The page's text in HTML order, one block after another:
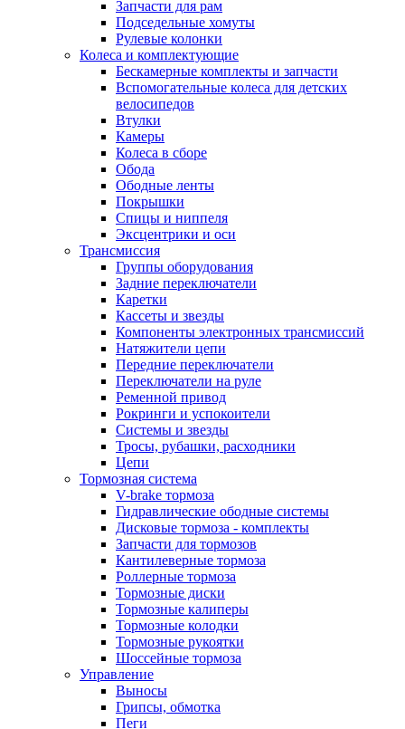
Запчасти для рам
Подседельные хомуты
Рулевые колонки
Колеса и комплектующие
Бескамерные комплекты и запчасти
Вспомогательные колеса для детских
велосипедов
Втулки
Камеры
Колеса в сборе
Обода
Ободные ленты
Покрышки
Спицы и ниппеля
Эксцентрики и оси
Трансмиссия
Группы оборудования
Задние переключатели
Каретки
Кассеты и звезды
Компоненты электронных трансмиссий
Натяжители цепи
Передние переключатели
Переключатели на руле
Ременной привод
Рокринги и успокоители
Системы и звезды
Тросы, рубашки, расходники
Цепи
Тормозная система
V-brake тормоза
Гидравлические ободные системы
Дисковые тормоза - комплекты
Запчасти для тормозов
Кантилеверные тормоза
Роллерные тормоза
Тормозные диски
Тормозные калиперы
Тормозные колодки
Тормозные рукоятки
Шоссейные тормоза
Управление
Выносы
Грипсы, обмотка
Пеги